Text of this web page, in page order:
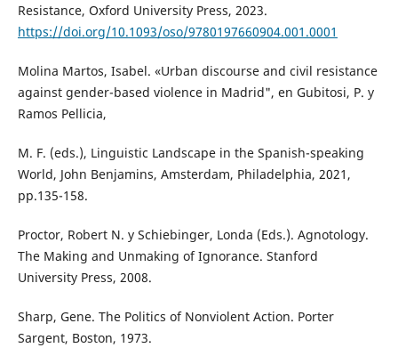
Resistance, Oxford University Press, 2023.
https://doi.org/10.1093/oso/9780197660904.001.0001
Molina Martos, Isabel. «Urban discourse and civil resistance
against gender-based violence in Madrid", en Gubitosi, P. y
Ramos Pellicia,
M. F. (eds.), Linguistic Landscape in the Spanish-speaking
World, John Benjamins, Amsterdam, Philadelphia, 2021,
pp.135-158.
Proctor, Robert N. y Schiebinger, Londa (Eds.). Agnotology.
The Making and Unmaking of Ignorance. Stanford
University Press, 2008.
Sharp, Gene. The Politics of Nonviolent Action. Porter
Sargent, Boston, 1973.